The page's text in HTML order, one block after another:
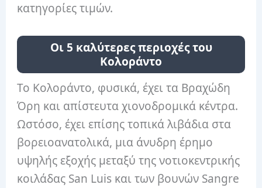
κατηγορίες τιμών.
Οι 5 καλύτερες περιοχές του
Κολοράντο
Το Κολοράντο, φυσικά, έχει τα Βραχώδη
Όρη και απίστευτα χιονοδρομικά κέντρα.
Ωστόσο, έχει επίσης τοπικά λιβάδια στα
βορειοανατολικά, μια άνυδρη έρημο
υψηλής εξοχής μεταξύ της νοτιοκεντρικής
κοιλάδας San Luis και των βουνών Sangre